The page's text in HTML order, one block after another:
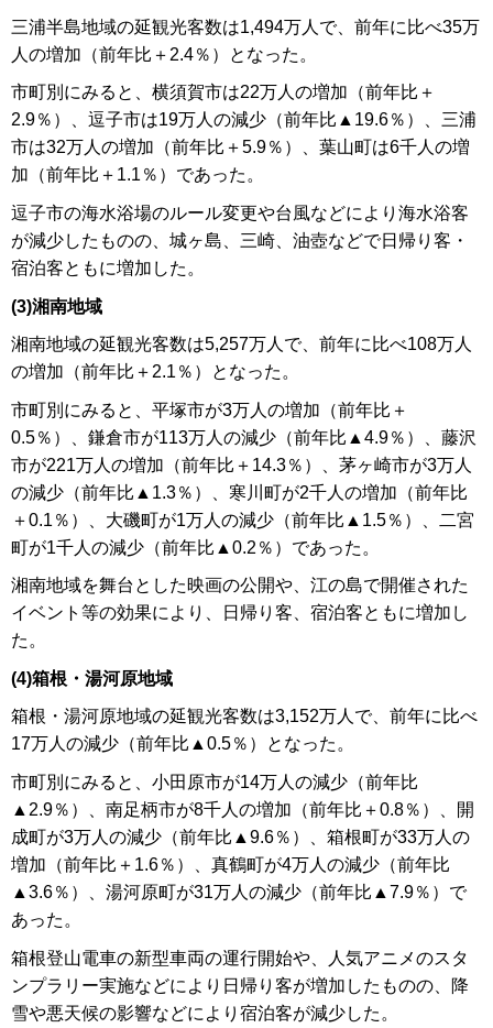
三浦半島地域の延観光客数は1,494万人で、前年に比べ35万
人の増加（前年比＋2.4％）となった。
市町別にみると、横須賀市は22万人の増加（前年比＋
2.9％）、逗子市は19万人の減少（前年比▲19.6％）、三浦
市は32万人の増加（前年比＋5.9％）、葉山町は6千人の増
加（前年比＋1.1％）であった。
逗子市の海水浴場のルール変更や台風などにより海水浴客
が減少したものの、城ヶ島、三崎、油壺などで日帰り客・
宿泊客ともに増加した。
(3)湘南地域
湘南地域の延観光客数は5,257万人で、前年に比べ108万人
の増加（前年比＋2.1％）となった。
市町別にみると、平塚市が3万人の増加（前年比＋
0.5％）、鎌倉市が113万人の減少（前年比▲4.9％）、藤沢
市が221万人の増加（前年比＋14.3％）、茅ヶ崎市が3万人
の減少（前年比▲1.3％）、寒川町が2千人の増加（前年比
＋0.1％）、大磯町が1万人の減少（前年比▲1.5％）、二宮
町が1千人の減少（前年比▲0.2％）であった。
湘南地域を舞台とした映画の公開や、江の島で開催された
イベント等の効果により、日帰り客、宿泊客ともに増加し
た。
(4)箱根・湯河原地域
箱根・湯河原地域の延観光客数は3,152万人で、前年に比べ
17万人の減少（前年比▲0.5％）となった。
市町別にみると、小田原市が14万人の減少（前年比
▲2.9％）、南足柄市が8千人の増加（前年比＋0.8％）、開
成町が3万人の減少（前年比▲9.6％）、箱根町が33万人の
増加（前年比＋1.6％）、真鶴町が4万人の減少（前年比
▲3.6％）、湯河原町が31万人の減少（前年比▲7.9％）で
あった。
箱根登山電車の新型車両の運行開始や、人気アニメのスタ
ンプラリー実施などにより日帰り客が増加したものの、降
雪や悪天候の影響などにより宿泊客が減少した。